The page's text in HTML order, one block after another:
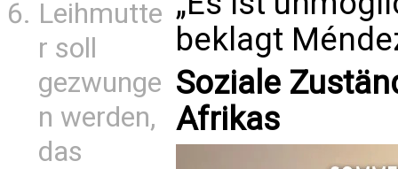
Leihmutte
r soll
gezwunge
n werden,
das
beklagt
Soziale
Afrikas